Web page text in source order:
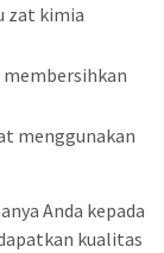
zat kimia
membersihkan
menggunakan
Anda kepada
kualitas